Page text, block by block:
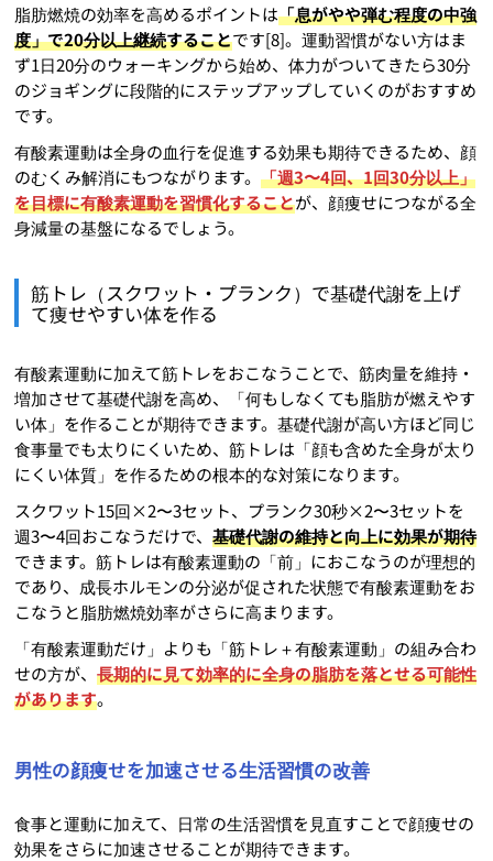
脂肪燃焼の効率を高めるポイントは「息がやや弾む程度の中強
度」で20分以上継続することです[8]。運動習慣がない方はま
ず1日20分のウォーキングから始め、体力がついてきたら30分
のジョギングに段階的にステップアップしていくのがおすすめ
です。
有酸素運動は全身の血行を促進する効果も期待できるため、顔
のむくみ解消にもつながります。「週3〜4回、1回30分以上」
を目標に有酸素運動を習慣化することが、顔痩せにつながる全
身減量の基盤になるでしょう。
筋トレ（スクワット・プランク）で基礎代謝を上げ
て痩せやすい体を作る
有酸素運動に加えて筋トレをおこなうことで、筋肉量を維持・
増加させて基礎代謝を高め、「何もしなくても脂肪が燃えやす
い体」を作ることが期待できます。基礎代謝が高い方ほど同じ
食事量でも太りにくいため、筋トレは「顔も含めた全身が太り
にくい体質」を作るための根本的な対策になります。
スクワット15回×2〜3セット、プランク30秒×2〜3セットを
週3〜4回おこなうだけで、基礎代謝の維持と向上に効果が期待
できます。筋トレは有酸素運動の「前」におこなうのが理想的
であり、成長ホルモンの分泌が促された状態で有酸素運動をお
こなうと脂肪燃焼効率がさらに高まります。
「有酸素運動だけ」よりも「筋トレ＋有酸素運動」の組み合わ
せの方が、長期的に見て効率的に全身の脂肪を落とせる可能性
があります。
男性の顔痩せを加速させる生活習慣の改善
食事と運動に加えて、日常の生活習慣を見直すことで顔痩せの
効果をさらに加速させることが期待できます。